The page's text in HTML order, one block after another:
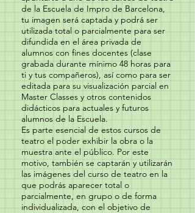
de la Escuela de Impro de Barcelona,
tu imagen será captada y podrá ser
utilizada total o parcialmente para ser
difundida en el área privada de
alumnos con fines docentes (clase
grabada durante mínimo 48 horas para
ti y tus compañeros), así como para ser
editada para su visualización parcial en
Master Classes y otros contenidos
didácticos para actuales y futuros
alumnos de la Escuela.
Es parte esencial de estos cursos de
teatro el poder exhibir la obra o la
muestra ante el público. Por este
motivo, también se captarán y utilizarán
las imágenes del curso de teatro en la
que podrás aparecer total o
parcialmente, en grupo o de forma
individualizada, con el objetivo de